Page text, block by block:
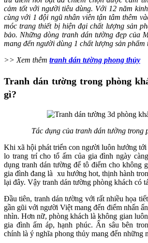
cảm tốt với người tiêu dùng. Với 12 năm
cùng với 1 đội ngũ nhân viên tận tâm thêm
móc trang thiết bị hiện đại chất lượng sản
bảo. Những dòng tranh dán tường đẹp của
mang đến người dùng 1 chất lượng sản phẩm
>> Xem thêm tranh dán tường phong thủy
Tranh dán tường trong phòng
gì?
Tác dụng của tranh dán tường trong
Khi xã hội phát triển con người luôn hướng tới
lo trang trí cho tổ ấm của gia đình ngày
dụng tranh dán tường để tô điểm cho không
gia đình đang là xu hướng hot, thịnh hành
lại đây. Vậy tranh dán tường phòng khách có
Đầu tiên, tranh dán tường với rất nhiều họa
gần gũi với người Việt mang đến điểm nhấn
nhìn. Hơn nữ, phòng khách là không gian
gia đình ấm áp, hạnh phúc. Ẩn sâu bên
chính là ý nghĩa phong thủy mang đến những